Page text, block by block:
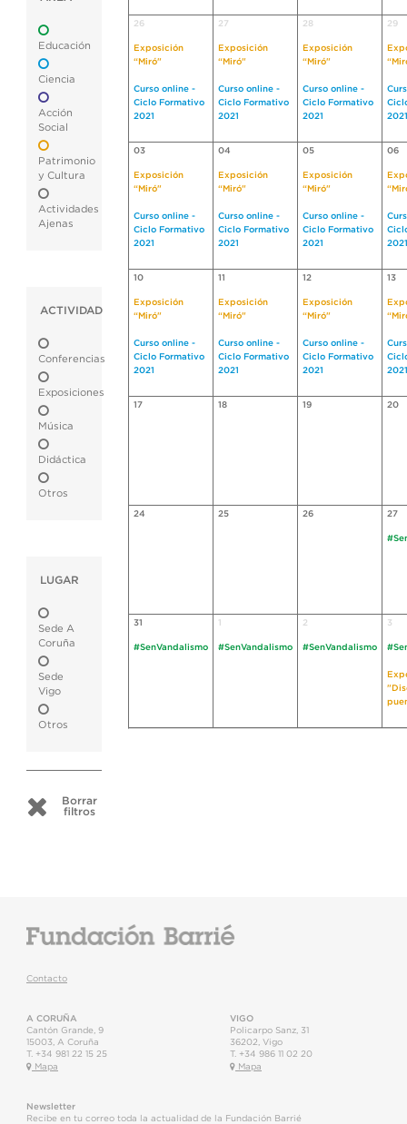
Educación
Ciencia
Acción
Social
Patrimonio
y Cultura
Actividades
Ajenas
ACTIVIDAD
Conferencias
Exposiciones
Música
Didáctica
Otros
LUGAR
Sede A
Coruña
Sede
Vigo
Otros
Borrar
filtros
26
Exposición
“Miró"
Curso online -
Ciclo Formativo
2021
27
Exposición
“Miró"
Curso online -
Ciclo Formativo
2021
28
Exposición
“Miró"
Curso online -
Ciclo Formativo
2021
29
2021
03
Exposición
“Miró"
Curso online -
Ciclo Formativo
2021
04
Exposición
“Miró"
Curso online -
Ciclo Formativo
2021
05
Exposición
“Miró"
Curso online -
Ciclo Formativo
2021
06
2021
10
Exposición
“Miró"
Curso online -
Ciclo Formativo
2021
11
Exposición
“Miró"
Curso online -
Ciclo Formativo
2021
12
Exposición
“Miró"
Curso online -
Ciclo Formativo
2021
13
2021
17 18 19 20
24 25 26 27
31
#SenVandalismo #SenVandalismo
2
#SenVandalismo
3
Contacto
A CORUÑA
Cantón Grande, 9
15003
A Coruña
T. +34 981 22 15 25
Mapa
VIGO
Policarpo Sanz, 31
36202 Vigo
T. +34 986 11 02 20
Mapa
Newsletter
Recibe en tu correo toda la actualidad de la Fundación Barrié